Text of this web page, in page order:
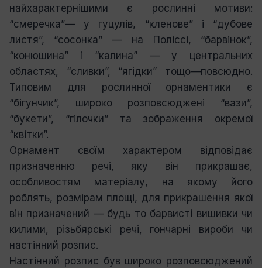
найхарактернішими є рослинні мотиви:
“смеречка”— у гуцулів, “кленове” і “дубове
листя”, “сосонка” — на Поліссі, “барвінок”,
“конюшина” і “калина” — у центральних
областях, “сливки”, “ягідки” тощо—повсюдно.
Типовим для рослинної орнаментики є
“бігунчик”, широко розповсюджені “вази”,
“букети”, “гілочки” та зображення окремої
“квітки”.
Орнамент своїм характером відповідає
призначенню речі, яку він прикрашає,
особливостям матеріалу, на якому його
роблять, розмірам площі, для прикрашення якої
він призначений — будь то барвисті вишивки чи
килими, різьбярські речі, гончарні вироби чи
настінний розпис.
Настінний розпис був широко розповсюджений